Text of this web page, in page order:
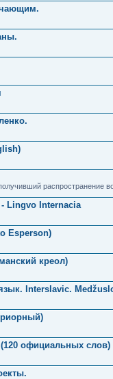
распространение
Lingvo Internacia
Esperson)
креол)
Interslavic.
официальных слов)